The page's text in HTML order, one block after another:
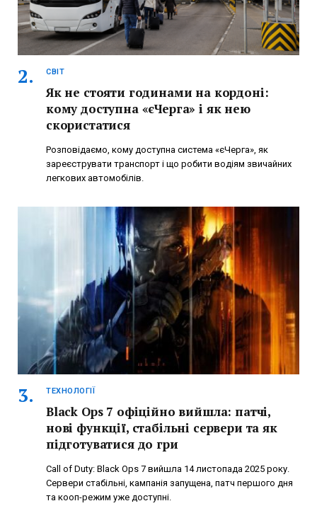
СВІТ
Як не стояти годинами на кордоні:
кому доступна «єЧерга» і як нею
скористатися
Розповідаємо, кому доступна система «єЧерга», як
зареєструвати транспорт і що робити водіям звичайних
легкових автомобілів.
ТЕХНОЛОГІЇ
Black Ops 7 офіційно вийшла: патчі,
нові функції, стабільні сервери та як
підготуватися до гри
Call of Duty: Black Ops 7 вийшла 14 листопада 2025 року.
Сервери стабільні, кампанія запущена, патч першого дня
та кооп-режим уже доступні.